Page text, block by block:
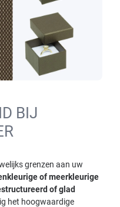
BIJ
grenzen aan uw
of meerkleurige
of glad
het hoogwaardige